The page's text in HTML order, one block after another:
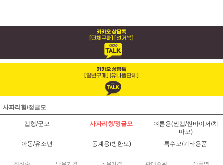
사파리형/정글모
캡형/군모 사파리형/정글모
여름용(썬캡/썬바이저/치
마모)
아동/유소년
동계용(방한모) 특수모/기타용품
최신순 낮은가격 높은가격 판매순위 상품명